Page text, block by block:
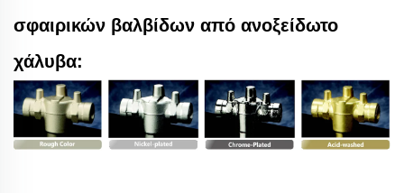
σφαιρικών βαλβίδων από ανοξείδωτο
χάλυβα: